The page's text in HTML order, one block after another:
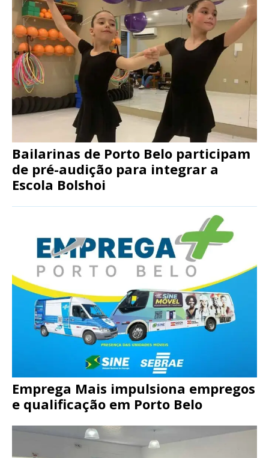
Bailarinas de Porto Belo participam
de pré-audição para integrar a
Escola Bolshoi
Emprega Mais impulsiona empregos
e qualificação em Porto Belo